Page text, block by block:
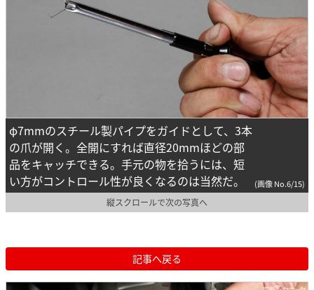
φ7mmのスチール製パイプをガイドとして、3本
の爪が開く。全開にすれば直径20mmほどの部
品をキャッチできる。手元の物を拾うには、短
い方がコントロール性が良くなるのは当然だ。
(画像 No.6/15)
縦スクロールで次の写真へ
記事へ戻る